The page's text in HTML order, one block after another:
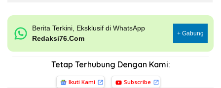
Berita Terkini, Eksklusif di WhatsApp
Redaksi76.Com
+ Gabung
Tetap Terhubung Dengan Kami:
Ikuti Kami Subscribe